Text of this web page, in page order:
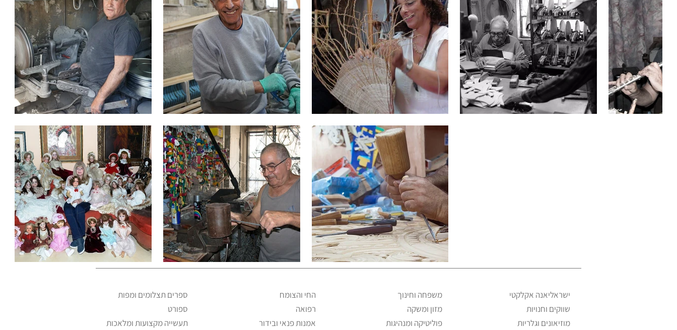
ספרים תצלומים ומפות
ספורט
תעשייה מקצועות ומלאכות
החי והצומח
רפואה
אמנות פנאי ובידור
משפחה וחינוך
מזון ומשקה
פוליטיקה ומנהיגות
ישראליאנה אקלקטי
שווקים וחנויות
מוזיאונים וגלריות